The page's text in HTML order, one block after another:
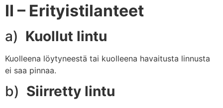
II – Erityistilanteet
a) Kuollut lintu
Kuolleena löytyneestä tai kuolleena havaitusta linnusta
ei saa pinnaa.
b) Siirretty lintu